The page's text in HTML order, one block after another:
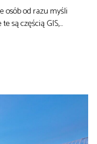
osób od razu myśli
są częścią GIS,…